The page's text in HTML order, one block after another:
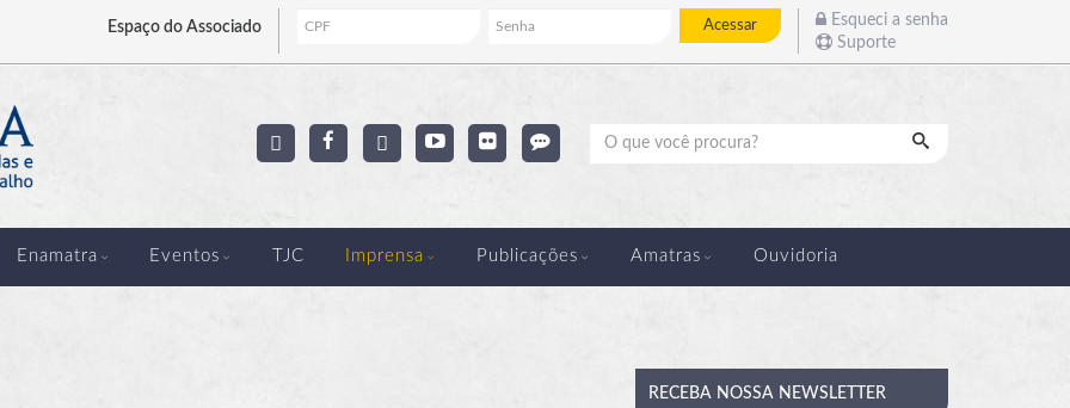
Espaço do Associado Acessar
Esqueci a senha
Suporte
Pesquisar
Enamatra Eventos TJC Imprensa Publicações Amatras Ouvidoria
RECEBA NOSSA NEWSLETTER